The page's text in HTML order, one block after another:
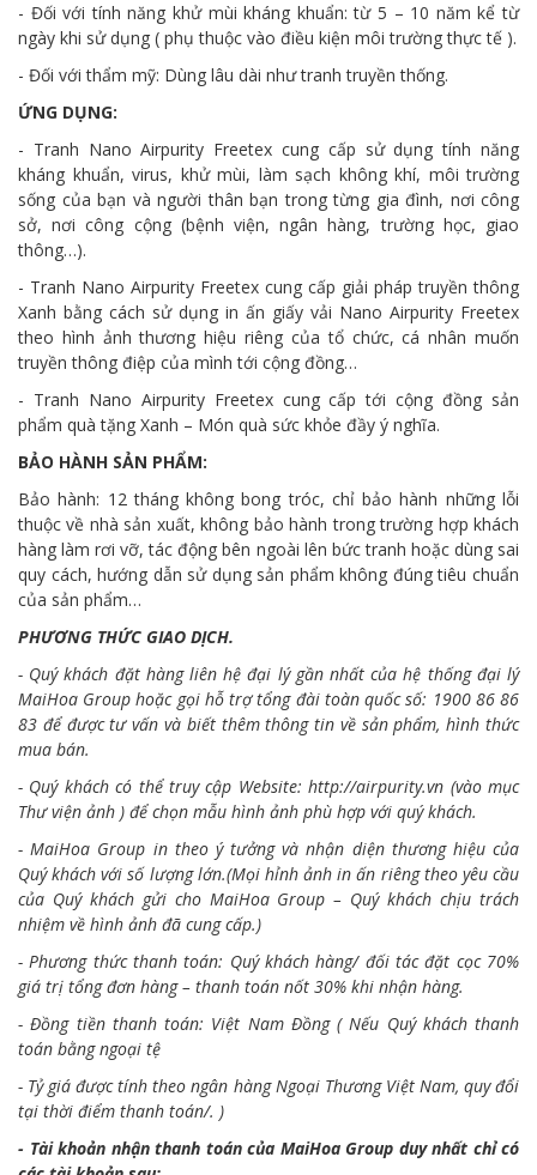
- Đối với tính năng khử mùi kháng khuẩn: từ 5 – 10 năm kể từ
ngày khi sử dụng ( phụ thuộc vào điều kiện môi trường thực tế ).
- Đối với thẩm mỹ: Dùng lâu dài như tranh truyền thống.
ỨNG DỤNG:
- Tranh Nano Airpurity Freetex cung cấp sử dụng tính năng
kháng khuẩn, virus, khử mùi, làm sạch không khí, môi trường
sống của bạn và người thân bạn trong từng gia đình, nơi công
sở, nơi công cộng (bệnh viện, ngân hàng, trường học, giao
thông…).
- Tranh Nano Airpurity Freetex cung cấp giải pháp truyền thông
Xanh bằng cách sử dụng in ấn giấy vải Nano Airpurity Freetex
theo hình ảnh thương hiệu riêng của tổ chức, cá nhân muốn
truyền thông điệp của mình tới cộng đồng…
- Tranh Nano Airpurity Freetex cung cấp tới cộng đồng sản
phẩm quà tặng Xanh – Món quà sức khỏe đầy ý nghĩa.
BẢO HÀNH SẢN PHẨM:
Bảo hành: 12 tháng không bong tróc, chỉ bảo hành những lỗi
thuộc về nhà sản xuất, không bảo hành trong trường hợp khách
hàng làm rơi vỡ, tác động bên ngoài lên bức tranh hoặc dùng sai
quy cách, hướng dẫn sử dụng sản phẩm không đúng tiêu chuẩn
của sản phẩm…
PHƯƠNG THỨC GIAO DỊCH.
- Quý khách đặt hàng liên hệ đại lý gần nhất của hệ thống đại lý
MaiHoa Group hoặc gọi hỗ trợ tổng đài toàn quốc số: 1900 86 86
83 để được tư vấn và biết thêm thông tin về sản phẩm, hình thức
mua bán.
- Quý khách có thể truy cập Website:http://airpurity.vn (vào mục
Thư viện ảnh ) để chọn mẫu hình ảnh phù hợp với quý khách.
- MaiHoa Group in theo ý tưởng và nhận diện thương hiệu của
Quý khách với số lượng lớn.(Mọi hỉnh ảnh in ấn riêng theo yêu cầu
của Quý khách gửi cho MaiHoa Group – Quý khách chịu trách
nhiệm về hình ảnh đã cung cấp.)
- Phương thức thanh toán: Quý khách hàng/ đối tác đặt cọc 70%
giá trị tổng đơn hàng – thanh toán nốt 30% khi nhận hàng.
- Đồng tiền thanh toán: Việt Nam Đồng ( Nếu Quý khách thanh
toán bằng ngoại tệ
- Tỷ giá được tính theo ngân hàng Ngoại Thương Việt Nam, quy đổi
tại thời điểm thanh toán/. )
- Tài khoản nhận thanh toán của MaiHoa Group duy nhất chỉ có